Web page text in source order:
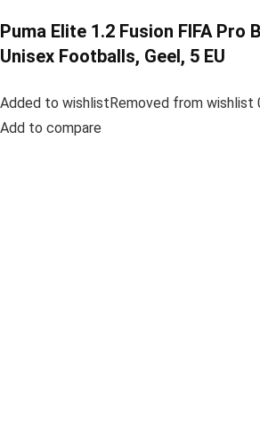
Puma Elite 1.2 Fusion FIFA Pro
Unisex Footballs, Geel, 5 EU
Added to wishlistRemoved from wishlist
Add to compare